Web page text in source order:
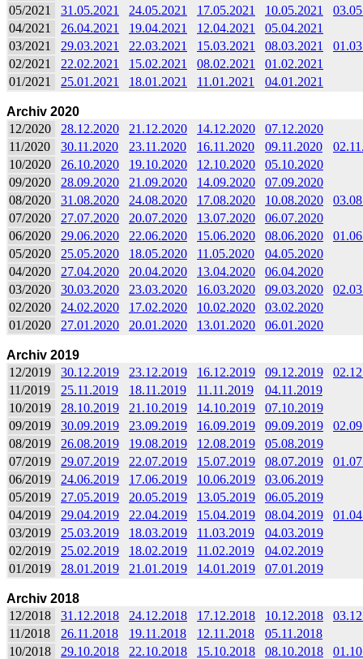
05/2021
31.05.2021 24.05.2021 17.05.2021 10.05.2021
04/2021
26.04.2021 19.04.2021 12.04.2021
05.04.2021
03/2021
29.03.2021 22.03.2021 15.03.2021 08.03.2021
02/2021
22.02.2021 15.02.2021 08.02.2021
01.02.2021
01/2021
25.01.2021 18.01.2021 11.01.2021 04.01.2021
Archiv 2020
12/2020
28.12.2020 21.12.2020 14.12.2020
07.12.2020
11/2020
30.11.2020 23.11.2020 16.11.2020 09.11.2020
10/2020
26.10.2020 19.10.2020 12.10.2020
05.10.2020
09/2020
28.09.2020 21.09.2020 14.09.2020
07.09.2020
08/2020
31.08.2020 24.08.2020 17.08.2020 10.08.2020
07/2020
27.07.2020 20.07.2020 13.07.2020
06.07.2020
06/2020
29.06.2020 22.06.2020 15.06.2020 08.06.2020
05/2020
25.05.2020 18.05.2020 11.05.2020
04.05.2020
04/2020
27.04.2020 20.04.2020 13.04.2020
06.04.2020
03/2020
30.03.2020 23.03.2020 16.03.2020 09.03.2020
02/2020
24.02.2020 17.02.2020 10.02.2020
03.02.2020
01/2020
27.01.2020 20.01.2020 13.01.2020 06.01.2020
Archiv 2019
12/2019
30.12.2019 23.12.2019 16.12.2019 09.12.2019
11/2019
25.11.2019 18.11.2019 11.11.2019
04.11.2019
10/2019
28.10.2019 21.10.2019 14.10.2019
07.10.2019
09/2019
30.09.2019 23.09.2019 16.09.2019 09.09.2019
08/2019
26.08.2019 19.08.2019 12.08.2019
05.08.2019
07/2019
29.07.2019 22.07.2019 15.07.2019 08.07.2019
06/2019
24.06.2019 17.06.2019 10.06.2019
03.06.2019
05/2019
27.05.2019 20.05.2019 13.05.2019
06.05.2019
04/2019
29.04.2019 22.04.2019 15.04.2019 08.04.2019
03/2019
25.03.2019 18.03.2019 11.03.2019
04.03.2019
02/2019
25.02.2019 18.02.2019 11.02.2019
04.02.2019
01/2019
28.01.2019 21.01.2019 14.01.2019 07.01.2019
Archiv 2018
12/2018
31.12.2018 24.12.2018 17.12.2018 10.12.2018
11/2018
26.11.2018 19.11.2018 12.11.2018
05.11.2018
10/2018
29.10.2018 22.10.2018 15.10.2018 08.10.2018